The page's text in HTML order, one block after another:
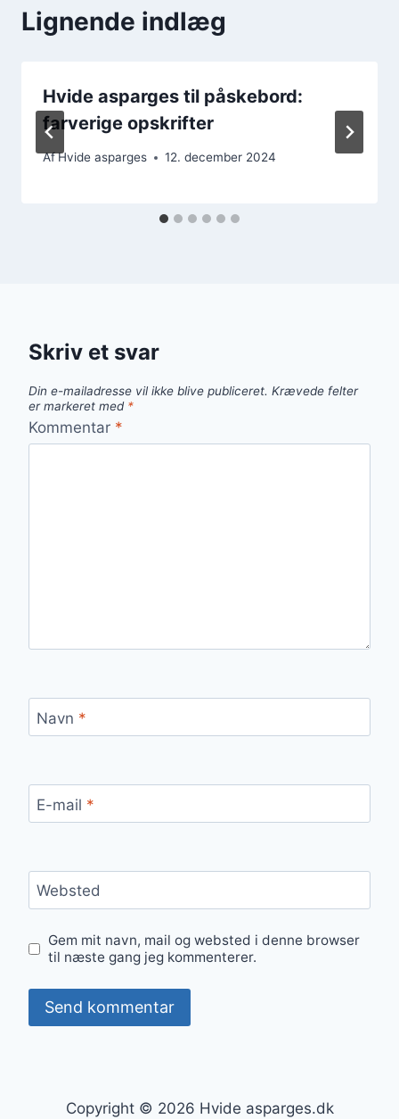
Lignende indlæg
Hvide asparges til påskebord:
farverige opskrifter
AfHvide asparges 12. december 2024
Skriv et svar
Din e-mailadresse vil ikke blive publiceret. Krævede felter
er markeret med *
Kommentar *
Navn *
E-mail *
Websted
Gem mit navn, mail og websted i denne browser
til næste gang jeg kommenterer.
Copyright © 2026 Hvide asparges.dk